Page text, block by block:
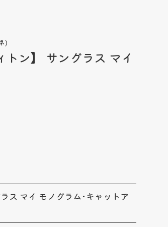
)
ン】 サングラス マイ
ス マイ モノグラム･キャットア